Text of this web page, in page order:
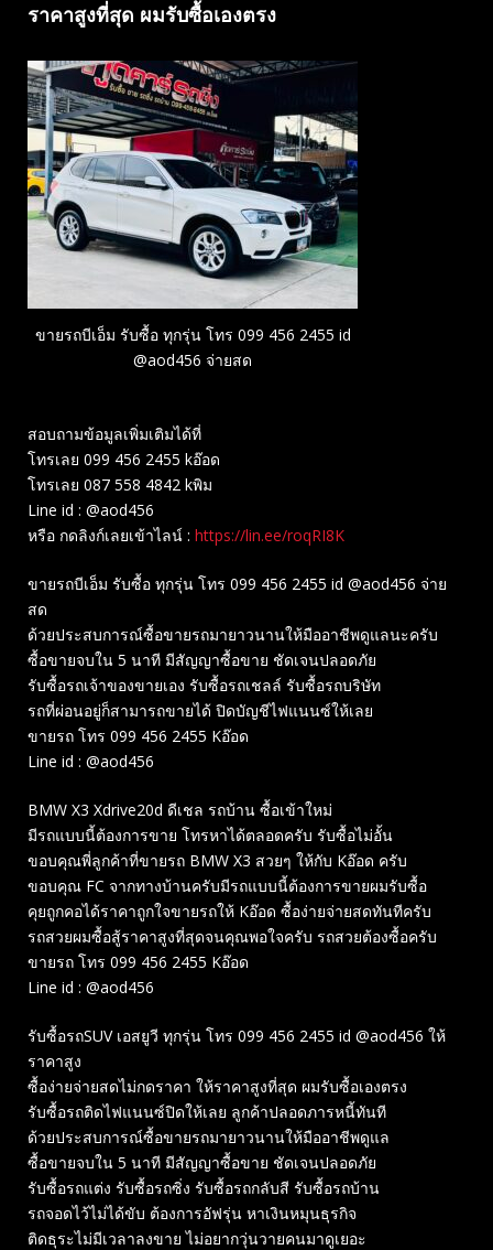
ราคาสูงที่สุด ผมรับซื้อเองตรง
ขายรถบีเอ็ม รับซื้อ ทุกรุ่น โทร 099 456 2455 id
@aod456 จ่ายสด
สอบถามข้อมูลเพิ่มเติมได้ที่
โทรเลย 099 456 2455 kอ๊อด
โทรเลย 087 558 4842 kพิม
Line id : @aod456
หรือ กดลิงก์เลยเข้าไลน์ : https://lin.ee/roqRI8K
ขายรถบีเอ็ม รับซื้อ ทุกรุ่น โทร 099 456 2455 id @aod456 จ่าย
สด
ด้วยประสบการณ์ซื้อขายรถมายาวนานให้มืออาชีพดูแลนะครับ
ซื้อขายจบใน 5 นาที มีสัญญาซื้อขาย ชัดเจนปลอดภัย
รับซื้อรถเจ้าของขายเอง รับซื้อรถเชลล์ รับซื้อรถบริษัท
รถที่ผ่อนอยู่ก็สามารถขายได้ ปิดบัญชีไฟแนนซ์ให้เลย
ขายรถ โทร 099 456 2455 Kอ๊อด
Line id : @aod456
BMW X3 Xdrive20d ดีเชล รถบ้าน ซื้อเข้าใหม่
มีรถแบบนี้ต้องการขาย โทรหาได้ตลอดครับ รับซื้อไม่อั้น
ขอบคุณพี่ลูกค้าที่ขายรถ BMW X3 สวยๆ ให้กับ Kอ๊อด ครับ
ขอบคุณ FC จากทางบ้านครับมีรถแบบนี้ต้องการขายผมรับซื้อ
คุยถูกคอได้ราคาถูกใจขายรถให้ Kอ๊อด ซื้อง่ายจ่ายสดทันทีครับ
รถสวยผมซื้อสู้ราคาสูงที่สุดจนคุณพอใจครับ รถสวยต้องซื้อครับ
ขายรถ โทร 099 456 2455 Kอ๊อด
Line id : @aod456
รับซื้อรถSUV เอสยูวี ทุกรุ่น โทร 099 456 2455 id @aod456 ให้
ราคาสูง
ซื้อง่ายจ่ายสดไม่กดราคา ให้ราคาสูงที่สุด ผมรับซื้อเองตรง
รับซื้อรถติดไฟแนนซ์ปิดให้เลย ลูกค้าปลอดภารหนี้ทันที
ด้วยประสบการณ์ซื้อขายรถมายาวนานให้มืออาชีพดูแล
ซื้อขายจบใน 5 นาที มีสัญญาซื้อขาย ชัดเจนปลอดภัย
รับซื้อรถแต่ง รับซื้อรถซิ่ง รับซื้อรถกลับสี รับซื้อรถบ้าน
รถจอดไว้ไม่ได้ขับ ต้องการอัฟรุ่น หาเงินหมุนธุรกิจ
ติดธุระไม่มีเวลาลงขาย ไม่อยากวุ่นวายคนมาดูเยอะ